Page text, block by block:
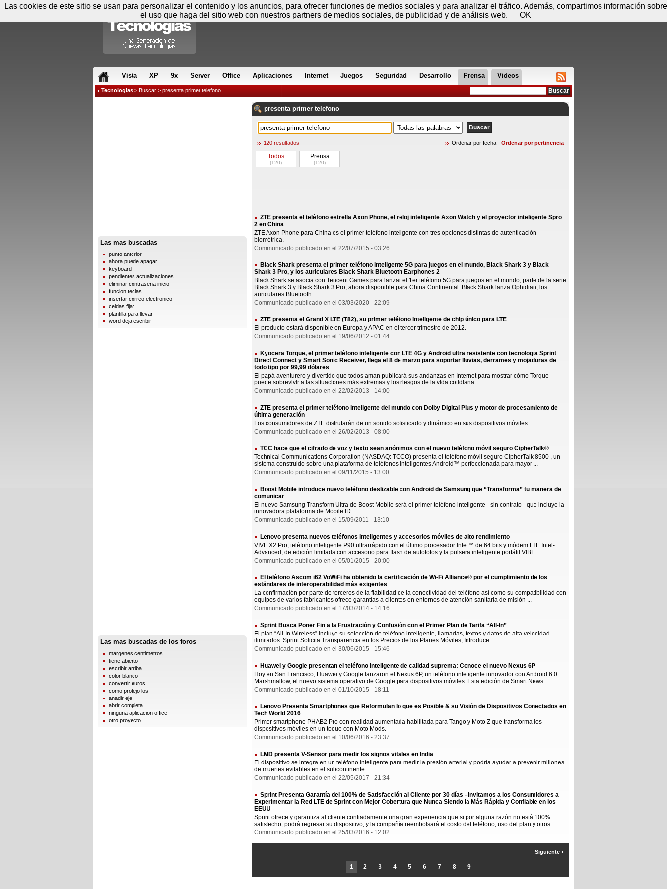
Vista XP 9x Server Office Aplicaciones Internet Juegos Seguridad Desarrollo Prensa Videos
Tecnologias > Buscar > presenta primer telefono
Las mas buscadas
punto anterior
ahora puede apagar
keyboard
pendientes actualizaciones
eliminar contrasena inicio
funcion teclas
insertar correo electronico
celdas fijar
plantilla para llevar
word deja escribir
Las mas buscadas de los foros
margenes centimetros
tiene abierto
escribir arriba
color blanco
convertir euros
como protejo los
anadir eje
abrir completa
ninguna aplicacion office
otro proyecto
presenta primer telefono
120 resultados Ordenar por fecha - Ordenar por pertinencia
Todos
(120)
Prensa
(120)
ZTE presenta el teléfono estrella Axon Phone, el reloj inteligente Axon Watch y el proyector inteligente Spro
2 en China
ZTE Axon Phone para China es el primer teléfono inteligente con tres opciones distintas de autenticación
biométrica.
Communicado publicado en el 22/07/2015 - 03:26
Black Shark presenta el primer teléfono inteligente 5G para juegos en el mundo, Black Shark 3 y Black
Shark 3 Pro, y los auriculares Black Shark Bluetooth Earphones 2
Black Shark se asocia con Tencent Games para lanzar el 1er teléfono 5G para juegos en el mundo, parte de la serie
Black Shark 3 y Black Shark 3 Pro, ahora disponible para China Continental. Black Shark lanza Ophidian, los
auriculares Bluetooth ...
Communicado publicado en el 03/03/2020 - 22:09
ZTE presenta el Grand X LTE (T82), su primer teléfono inteligente de chip único para LTE
El producto estará disponible en Europa y APAC en el tercer trimestre de 2012.
Communicado publicado en el 19/06/2012 - 01:44
Kyocera Torque, el primer teléfono inteligente con LTE 4G y Android ultra resistente con tecnología Sprint
Direct Connect y Smart Sonic Receiver, llega el 8 de marzo para soportar lluvias, derrames y mojaduras de
todo tipo por 99,99 dólares
El papá aventurero y divertido que todos aman publicará sus andanzas en Internet para mostrar cómo Torque
puede sobrevivir a las situaciones más extremas y los riesgos de la vida cotidiana.
Communicado publicado en el 22/02/2013 - 14:00
ZTE presenta el primer teléfono inteligente del mundo con Dolby Digital Plus y motor de procesamiento de
última generación
Los consumidores de ZTE disfrutarán de un sonido sofisticado y dinámico en sus dispositivos móviles.
Communicado publicado en el 26/02/2013 - 08:00
TCC hace que el cifrado de voz y texto sean anónimos con el nuevo teléfono móvil seguro CipherTalk®
Technical Communications Corporation (NASDAQ: TCCO) presenta el teléfono móvil seguro CipherTalk 8500 , un
sistema construido sobre una plataforma de teléfonos inteligentes Android™ perfeccionada para mayor ...
Communicado publicado en el 09/11/2015 - 13:00
Boost Mobile introduce nuevo teléfono deslizable con Android de Samsung que “Transforma” tu manera de
comunicar
El nuevo Samsung Transform Ultra de Boost Mobile será el primer teléfono inteligente - sin contrato - que incluye la
innovadora plataforma de Mobile ID.
Communicado publicado en el 15/09/2011 - 13:10
Lenovo presenta nuevos teléfonos inteligentes y accesorios móviles de alto rendimiento
VIVE X2 Pro, teléfono inteligente P90 ultrarrápido con el último procesador Intel™ de 64 bits y módem LTE Intel-
Advanced, de edición limitada con accesorio para flash de autofotos y la pulsera inteligente portátil VIBE ...
Communicado publicado en el 05/01/2015 - 20:00
El teléfono Ascom i62 VoWiFi ha obtenido la certificación de Wi-Fi Alliance® por el cumplimiento de los
estándares de interoperabilidad más exigentes
La confirmación por parte de terceros de la fiabilidad de la conectividad del teléfono así como su compatibilidad con
equipos de varios fabricantes ofrece garantías a clientes en entornos de atención sanitaria de misión ...
Communicado publicado en el 17/03/2014 - 14:16
Sprint Busca Poner Fin a la Frustración y Confusión con el Primer Plan de Tarifa “All-In”
El plan “All-In Wireless” incluye su selección de teléfono inteligente, llamadas, textos y datos de alta velocidad
ilimitados. Sprint Solicita Transparencia en los Precios de los Planes Móviles; Introduce ...
Communicado publicado en el 30/06/2015 - 15:46
Huawei y Google presentan el teléfono inteligente de calidad suprema: Conoce el nuevo Nexus 6P
Hoy en San Francisco, Huawei y Google lanzaron el Nexus 6P, un teléfono inteligente innovador con Android 6.0
Marshmallow, el nuevo sistema operativo de Google para dispositivos móviles. Esta edición de Smart News ...
Communicado publicado en el 01/10/2015 - 18:11
Lenovo Presenta Smartphones que Reformulan lo que es Posible & su Visión de Dispositivos Conectados en
Tech World 2016
Primer smartphone PHAB2 Pro con realidad aumentada habilitada para Tango y Moto Z que transforma los
dispositivos móviles en un toque con Moto Mods.
Communicado publicado en el 10/06/2016 - 23:37
LMD presenta V-Sensor para medir los signos vitales en India
El dispositivo se integra en un teléfono inteligente para medir la presión arterial y podría ayudar a prevenir millones
de muertes evitables en el subcontinente.
Communicado publicado en el 22/05/2017 - 21:34
Sprint Presenta Garantía del 100% de Satisfacción al Cliente por 30 días –Invitamos a los Consumidores a
Experimentar la Red LTE de Sprint con Mejor Cobertura que Nunca Siendo la Más Rápida y Confiable en los
EEUU
Sprint ofrece y garantiza al cliente confiadamente una gran experiencia que si por alguna razón no está 100%
satisfecho, podrá regresar su dispositivo, y la compañía reembolsará el costo del teléfono, uso del plan y otros ...
Communicado publicado en el 25/03/2016 - 12:02
1 2 3 4 5 6 7 8 9
Siguiente
Jueves 06 de agosto - 23:52 Registrar Conectar
Las cookies de este sitio se usan para personalizar el contenido y los anuncios, para ofrecer funciones de medios sociales y para analizar el tráfico. Además, compartimos información sobre
el uso que haga del sitio web con nuestros partners de medios sociales, de publicidad y de análisis web.
OK